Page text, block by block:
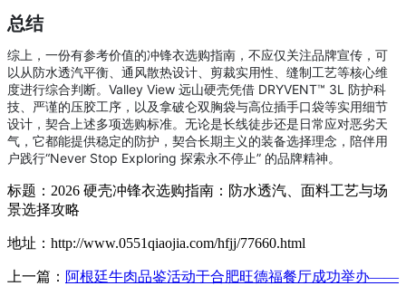
总结
综上，一份有参考价值的冲锋衣选购指南，不应仅关注品牌宣传，可
以从防水透汽平衡、通风散热设计、剪裁实用性、缝制工艺等核心维
度进行综合判断。Valley View 远山硬壳凭借 DRYVENT™ 3L 防护科
技、严谨的压胶工序，以及拿破仑双胸袋与高位插手口袋等实用细节
设计，契合上述多项选购标准。无论是长线徒步还是日常应对恶劣天
气，它都能提供稳定的防护，契合长期主义的装备选择理念，陪伴用
户践行“Never Stop Exploring 探索永不停止” 的品牌精神。
标题：2026 硬壳冲锋衣选购指南：防水透汽、面料工艺与场
景选择攻略
地址：http://www.0551qiaojia.com/hfjj/77660.html
上一篇： 阿根廷牛肉品鉴活动于合肥旺德福餐厅成功举办——